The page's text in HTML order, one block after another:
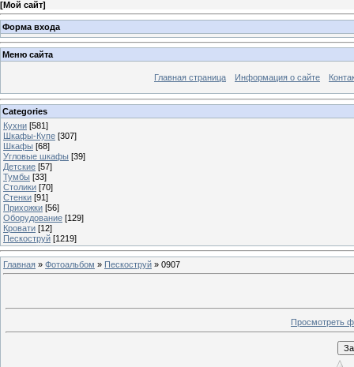
[Мой сайт]
Форма входа
Меню сайта
Главная страница Информация о сайте
Categories
Кухни [581]
Шкафы-Купе [307]
Шкафы [68]
Угловые шкафы [39]
Детские [57]
Тумбы [33]
Столики [70]
Стенки [91]
Прихожки [56]
Оборудование [129]
Кровати [12]
Пескоструй [1219]
Главная » Фотоальбом » Пескоструй » 0907
Просмотреть